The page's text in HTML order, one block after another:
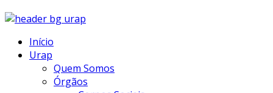
Início
Urap
Quem Somos
Órgãos